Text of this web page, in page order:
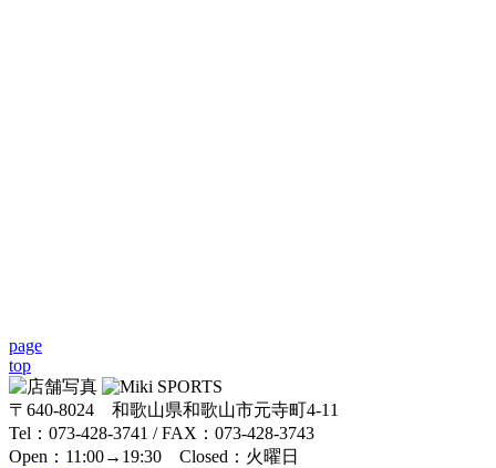
page
top
〒640-8024 和歌山県和歌山市元寺町4-11
Tel：073-428-3741 / FAX：073-428-3743
Open：11:00→19:30 Closed：火曜日